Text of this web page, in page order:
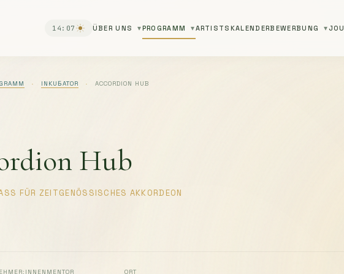
14:08 ÜBER UNS PROGRAMM ARTISTS KALENDERBEWERBUNG
· INKUБATOR · ACCORDION HUB
Hub
FÜR ZEITGENÖSSISCHES AKKORDEON
MENTOR ORT